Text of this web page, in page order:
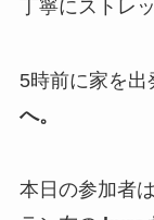
丁寧にストレ
5時前に家を出
へ。
本日の参加者は